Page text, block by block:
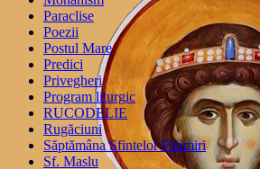
Paraclise
Poezii
Postul Mare
Predici
Privegheri
Program liturgic
RUCODELIE
Rugăciuni
Săptămâna Sfintelor Pătimiri
Sf. Maslu